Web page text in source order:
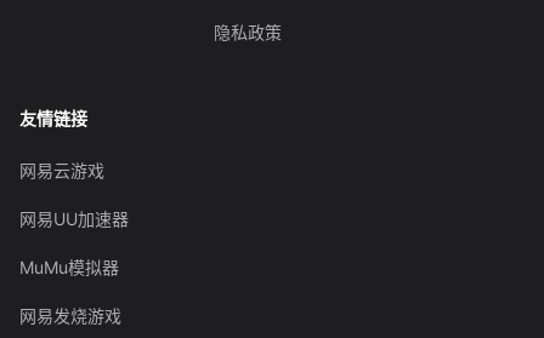
隐私政策
友情链接
网易云游戏
网易UU加速器
MuMu模拟器
网易发烧游戏